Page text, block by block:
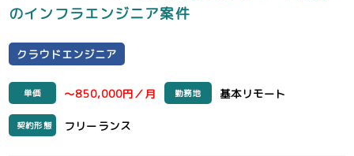
のインフラエンジニア案件
クラウドエンジニア
単価 ～850,000円／月 勤務地 基本リモート
契約形態 フリーランス